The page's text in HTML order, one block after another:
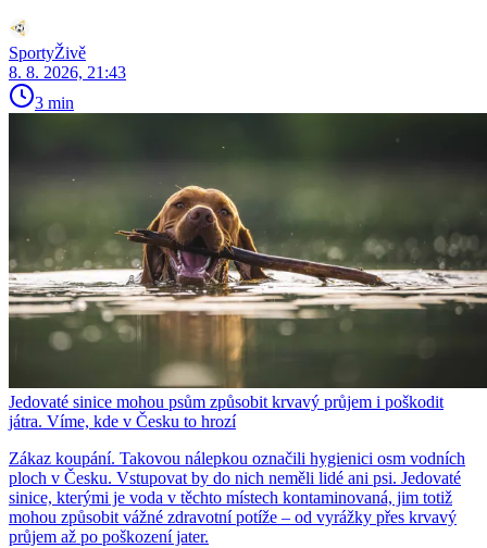
SportyŽivě
8. 8. 2026, 21:43
3 min
Jedovaté sinice mohou psům způsobit krvavý průjem i poškodit
játra. Víme, kde v Česku to hrozí
Zákaz koupání. Takovou nálepkou označili hygienici osm vodních
ploch v Česku. Vstupovat by do nich neměli lidé ani psi. Jedovaté
sinice, kterými je voda v těchto místech kontaminovaná, jim totiž
mohou způsobit vážné zdravotní potíže – od vyrážky přes krvavý
průjem až po poškození jater.